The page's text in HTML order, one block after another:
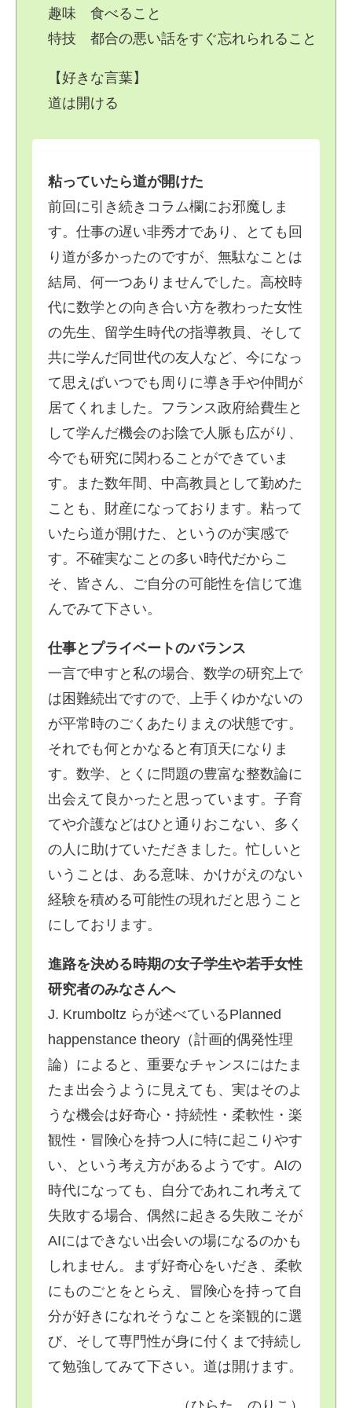
趣味 食べること
特技 都合の悪い話をすぐ忘れられること
【好きな言葉】
道は開ける
粘っていたら道が開けた
前回に引き続きコラム欄にお邪魔しま
す。仕事の遅い非秀才であり、とても回
り道が多かったのですが、無駄なことは
結局、何一つありませんでした。高校時
代に数学との向き合い方を教わった女性
の先生、留学生時代の指導教員、そして
共に学んだ同世代の友人など、今になっ
て思えばいつでも周りに導き手や仲間が
居てくれました。フランス政府給費生と
して学んだ機会のお陰で人脈も広がり、
今でも研究に関わることができていま
す。また数年間、中高教員として勤めた
ことも、財産になっております。粘って
いたら道が開けた、というのが実感で
す。不確実なことの多い時代だからこ
そ、皆さん、ご自分の可能性を信じて進
んでみて下さい。
仕事とプライベートのバランス
一言で申すと私の場合、数学の研究上で
は困難続出ですので、上手くゆかないの
が平常時のごくあたりまえの状態です。
それでも何とかなると有頂天になりま
す。数学、とくに問題の豊富な整数論に
出会えて良かったと思っています。子育
てや介護などはひと通りおこない、多く
の人に助けていただきました。忙しいと
いうことは、ある意味、かけがえのない
経験を積める可能性の現れだと思うこと
にしておリます。
進路を決める時期の女子学生や若手女性
研究者のみなさんへ
J. Krumboltz らが述べているPlanned
happenstance theory（計画的偶発性理
論）によると、重要なチャンスにはたま
たま出会うように見えても、実はそのよ
うな機会は好奇心・持続性・柔軟性・楽
観性・冒険心を持つ人に特に起こりやす
い、という考え方があるようです。AIの
時代になっても、自分であれこれ考えて
失敗する場合、偶然に起きる失敗こそが
AIにはできない出会いの場になるのかも
しれません。まず好奇心をいだき、柔軟
にものごとをとらえ、冒険心を持って自
分が好きになれそうなことを楽観的に選
び、そして専門性が身に付くまで持続し
て勉強してみて下さい。道は開けます。